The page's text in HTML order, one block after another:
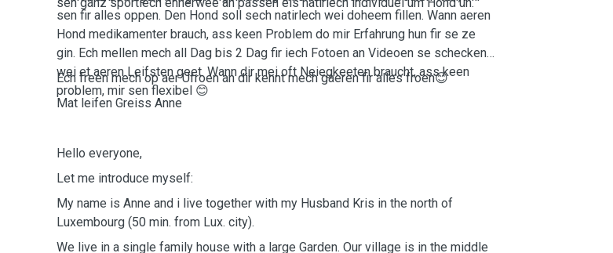
sen fir alles oppen. Den Hond soll sech natirlech wei doheem fillen. Wann aeren
Hond medikamenter brauch, ass keen Problem do mir Erfahrung hun fir se ze
gin. Ech mellen mech all Dag bis 2 Dag fir iech Fotoen an Videoen se schecken
wei et aeren Leifsten geet. Wann dir mei oft Neiegkeeten braucht, ass keen
problem, mir sen flexibel 😊
Ech freen mech op aer Ufroen an dir kennt mech gaeren fir alles froen😊
Mat leifen Greiss Anne
Hello everyone,
Let me introduce myself:
My name is Anne and i live together with my Husband Kris in the north of
Luxembourg (50 min. from Lux. city).
We live in a single family house with a large Garden. Our village is in the middle